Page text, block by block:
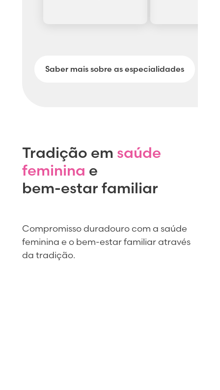
Saber mais sobre as especialidades
Tradição em saúde
feminina e
bem-estar familiar
Compromisso duradouro com a saúde
feminina e o bem-estar familiar através
da tradição.